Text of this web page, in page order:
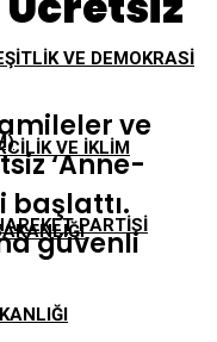
VE DEMOKRASI
PARTISI
VE İKLIM
ve
‘Anne-
başlattı.
güvenli